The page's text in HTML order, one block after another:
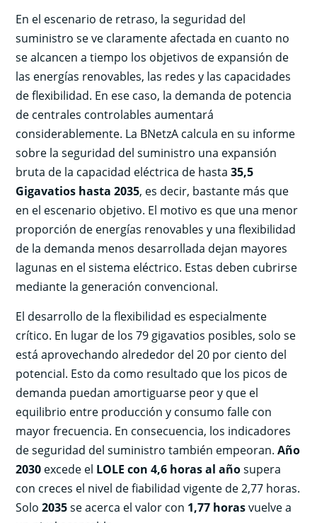
En el escenario de retraso, la seguridad del
suministro se ve claramente afectada en cuanto no
se alcancen a tiempo los objetivos de expansión de
las energías renovables, las redes y las capacidades
de flexibilidad. En ese caso, la demanda de potencia
de centrales controlables aumentará
considerablemente. La BNetzA calcula en su informe
sobre la seguridad del suministro una expansión
bruta de la capacidad eléctrica de hasta35,5
Gigavatios hasta 2035, es decir, bastante más que
en el escenario objetivo. El motivo es que una menor
proporción de energías renovables y una flexibilidad
de la demanda menos desarrollada dejan mayores
lagunas en el sistema eléctrico. Estas deben cubrirse
mediante la generación convencional.
El desarrollo de la flexibilidad es especialmente
crítico. En lugar de los 79 gigavatios posibles, solo se
está aprovechando alrededor del 20 por ciento del
potencial. Esto da como resultado que los picos de
demanda puedan amortiguarse peor y que el
equilibrio entre producción y consumo falle con
mayor frecuencia. En consecuencia, los indicadores
de seguridad del suministro también empeoran.Año
2030 excede el LOLE con 4,6 horas al añosupera
con creces el nivel de fiabilidad vigente de 2,77 horas.
Solo2035se acerca el valor con 1,77 horasvuelve a